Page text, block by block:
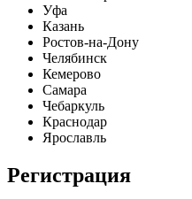
Уфа
Казань
Ростов-на-Дону
Челябинск
Кемерово
Самара
Чебаркуль
Краснодар
Ярославль
Регистрация